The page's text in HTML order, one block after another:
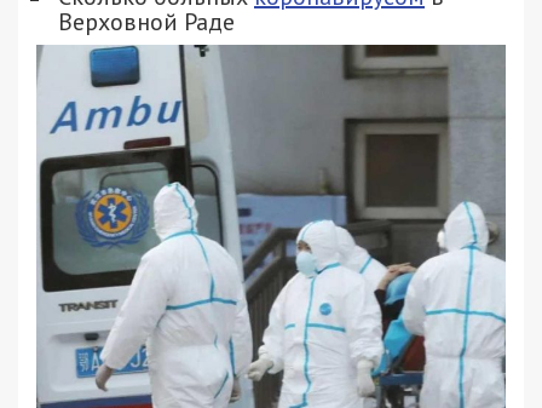
Верховной Раде